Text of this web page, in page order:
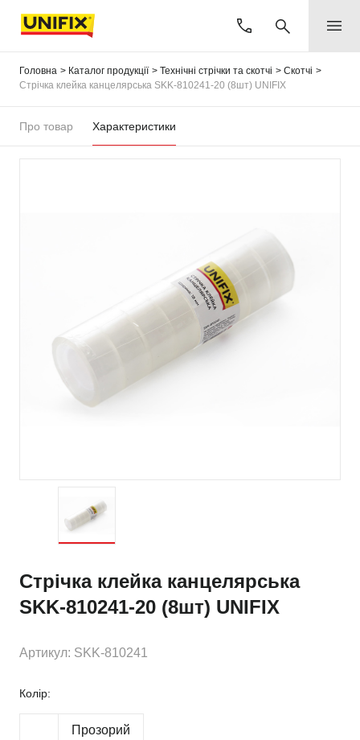
Головна Каталог продукції Технічні стрічки та скотчі
Скотчі
Стрічка клейка канцелярська SKK-810241-20 (8шт) UNIFIX
Про товар Характеристики
Стрічка клейка канцелярська
SKK-810241-20 (8шт) UNIFIX
Артикул: SKK-810241
Колір:
Прозорий